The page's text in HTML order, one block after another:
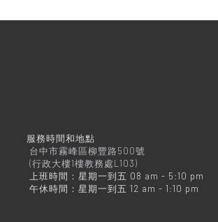
服務時間和地點
台中市霧峰區柳豐路500號
(行政大樓1樓教務處L103)
上班時間：星期一到五 08 am - 5:10 pm
午休時間：星期一到五 12 am - 1:10 pm